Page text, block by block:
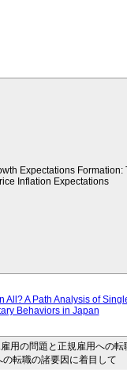
Expectations Formation:
Inflation Expectations
All? A Path Analysis of
Behaviors in Japan
用の問題と正規雇用への転
の転職の諸要因に着目して